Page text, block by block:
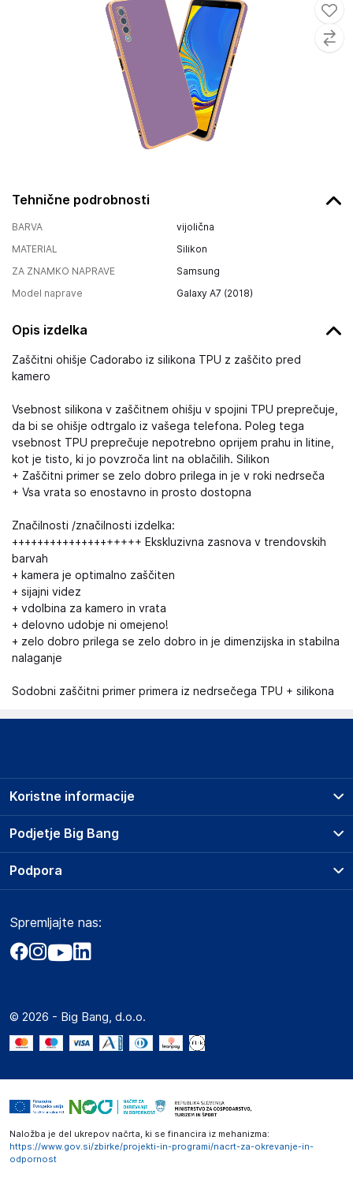
Tehnične podrobnosti
BARVA
vijolična
MATERIAL
Silikon
ZA ZNAMKO NAPRAVE
Samsung
Model naprave
Galaxy A7 (2018)
Opis izdelka
Zaščitni ohišje Cadorabo iz silikona TPU z zaščito pred
kamero
Vsebnost silikona v zaščitnem ohišju v spojini TPU preprečuje,
da bi se ohišje odtrgalo iz vašega telefona. Poleg tega
vsebnost TPU preprečuje nepotrebno oprijem prahu in litine,
kot je tisto, ki jo povzroča lint na oblačilih. Silikon
+ Zaščitni primer se zelo dobro prilega in je v roki nedrseča
+ Vsa vrata so enostavno in prosto dostopna
Značilnosti /značilnosti izdelka:
++++++++++++++++++++ Ekskluzivna zasnova v trendovskih
barvah
+ kamera je optimalno zaščiten
+ sijajni videz
+ vdolbina za kamero in vrata
+ delovno udobje ni omejeno!
+ zelo dobro prilega se zelo dobro in je dimenzijska in stabilna
nalaganje
Sodobni zaščitni primer primera iz nedrsečega TPU + silikona
Podjetje Big Bang
O podjetju
Obvestila za javnost
Akt o digitalnih storitvah
Marketplace za partnerje
Novosti
Koristne informacije
Prodajna mesta
Storitve
Dostava, vnos in odvoz
Zavarovanje izdelkov
Podpora
Marketplace
Kako oddati naročilo?
Spremljajte nas:
© 2026 - Big Bang, d.o.o.
Naložba je del ukrepov načrta, ki se financira iz mehanizma:
https://www.gov.si/zbirke/projekti-in-programi/nacrt-za-okrevanje-in-
odpornost